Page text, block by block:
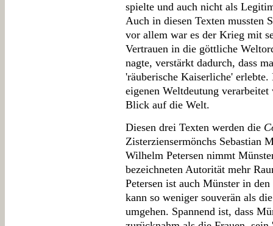
spielte und auch nicht als
Auch in diesen Texten mussten
vor allem war es der Krieg mit
Vertrauen in die göttliche
nagte, verstärkt dadurch, dass
'räuberische Kaiserliche'
eigenen Weltdeutung
Blick auf die Welt.
Diesen drei Texten werden die
Zisterziensermönchs Sebastian
Wilhelm Petersen nimmt
bezeichneten Autorität mehr
Petersen ist auch Münster in
kann so weniger souverän als
umgehen. Spannend ist, dass